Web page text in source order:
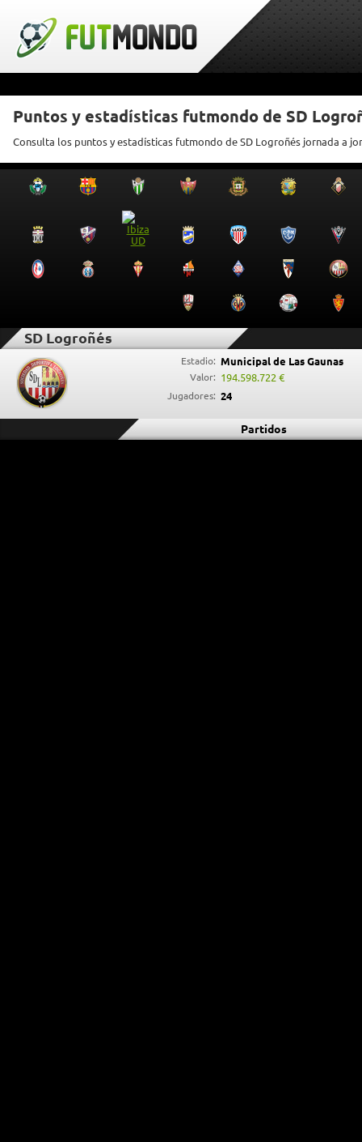
Puntos y estadísticas futmondo de SD
Consulta los puntos y estadísticas futmondo de SD Logroñés jornada a
SD Logroñés
Estadio: Municipal de Las Gaunas
Valor: 194.598.722 €
Jugadores: 24
Partidos